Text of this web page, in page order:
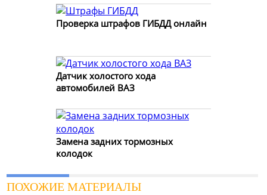
Проверка штрафов ГИБДД онлайн
Датчик холостого хода
автомобилей ВАЗ
Замена задних тормозных
колодок
ПОХОЖИЕ МАТЕРИАЛЫ